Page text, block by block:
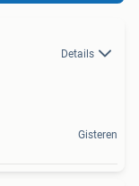
Details
Gisteren